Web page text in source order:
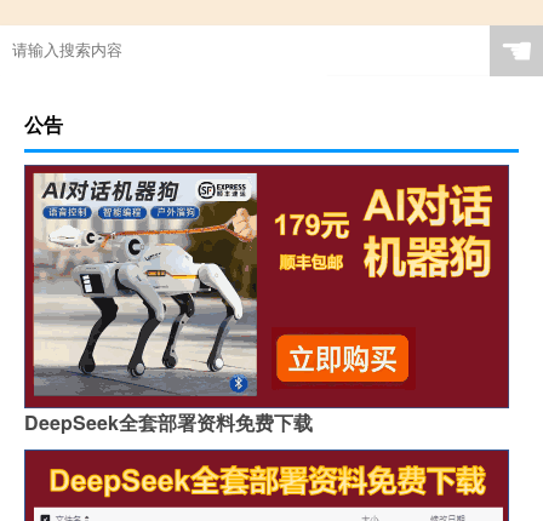
☚
公告
DeepSeek全套部署资料免费下载